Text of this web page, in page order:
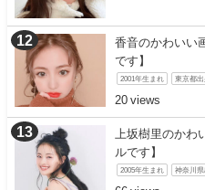
香音のかわいい
です】
2001年生まれ 東京都出
20
上坂樹里のかわ
ルです】
2005年生まれ 神奈川県